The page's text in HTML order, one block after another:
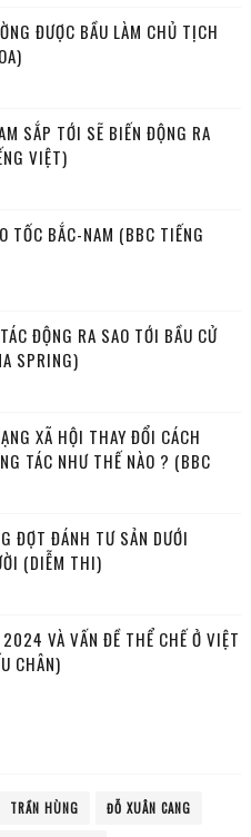
ĐƯỢC BẦU LÀM CHỦ TỊCH
SẮP TỚI SẼ BIẾN ĐỘNG RA
VIỆT)
TỐC BẮC-NAM (BBC TIẾNG
ĐỘNG RA SAO TỚI BẦU CỬ
SPRING)
XÃ HỘI THAY ĐỔI CÁCH
TÁC NHƯ THẾ NÀO ? (BBC
ĐỢT ĐÁNH TƯ SẢN DƯỚI
(DIỄM THI)
2024 VÀ VẤN ĐỀ THỂ CHẾ Ở VIỆT
CHÂN)
TRẦN HÙNG ĐỖ XUÂN CANG